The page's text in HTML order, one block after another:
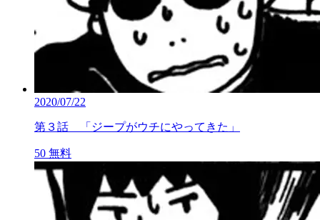
2020/07/22
第３話 「ジープがウチにやってきた」
50 無料